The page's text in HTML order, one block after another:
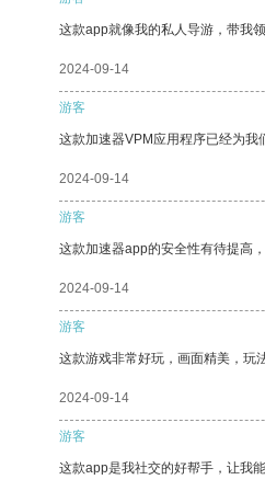
这款app就像我的私人导游，带我
2024-09-14
游客
这款加速器VPM应用程序已经为
2024-09-14
游客
这款加速器app的安全性有待提高
2024-09-14
游客
这款游戏非常好玩，画面精美，玩
2024-09-14
游客
这款app是我社交的好帮手，让我